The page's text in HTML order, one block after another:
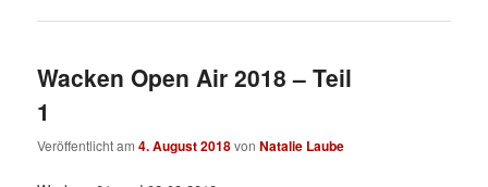
Wacken Open Air 2018 – Teil
1
Veröffentlicht am4. August 2018vonNatalie Laube